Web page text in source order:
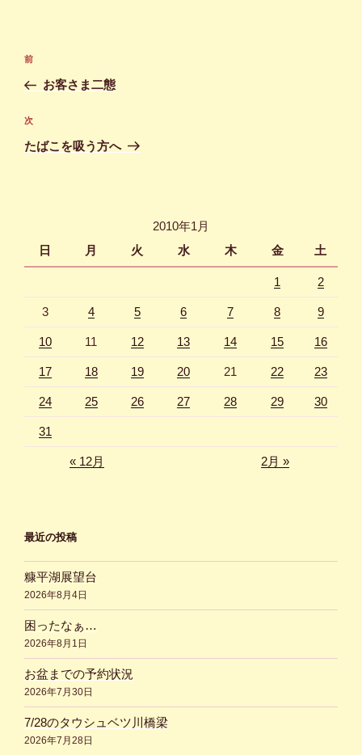
投
ナ
ビ
ゲ
前
の
稿
前
お客さま二態
次
の
次
たばこを吸う方へ
2010年1月
日
月 火 水 木 金 土
1 2
3 4 5 6 7 8 9
10 11 12 13 14 15 16
17 18 19 20 21 22 23
24 25 26 27 28 29 30
31
« 12月 2月 »
最近の投稿
糠平湖展望台
2026年8月4日
困ったなぁ…
2026年8月1日
お盆までの予約状況
2026年7月30日
7/28のタウシュベツ川橋梁
2026年7月28日